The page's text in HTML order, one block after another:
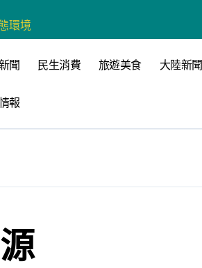
環境
公開五大亮點
國民黨版才是「國防+產業」務實版
巴適小城
豐螺絲捐助獎學金
聞 民生消費 旅遊美食 大陸新聞
報